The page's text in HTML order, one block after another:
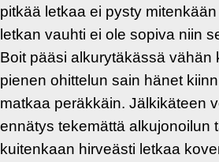
pitkää letkaa ei pysty
letkan vauhti ei ole sopiva niin
Boit pääsi alkurytäkässä vähän
pienen ohittelun sain hänet
matkaa peräkkäin. Jälkikäteen
ennätys tekemättä alkujonoilun
kuitenkaan hirveästi letkaa